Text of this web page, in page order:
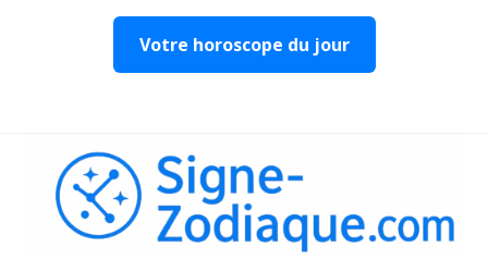
Votre horoscope du jour